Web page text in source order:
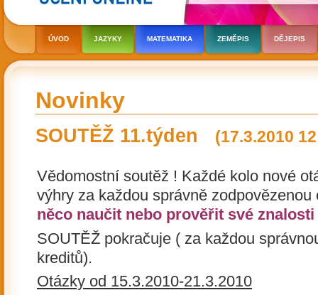
ÚVOD JAZYKY MATEMATIKA ZEMĚPIS DĚJEPIS
Novinky
SOUTĚŽ 11.týden (17.3.2010
Vědomostní soutěž ! Každé kolo nové
výhry za každou správně
něco naučit nebo prověřit své znalosti
SOUTĚŽ pokračuje ( za každou
kreditů).
Otázky od 15.3.2010-21.3.2010